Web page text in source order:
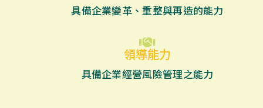
具備企業變革、重整與再造的能力
領導能力
具備企業經營風險管理之能力